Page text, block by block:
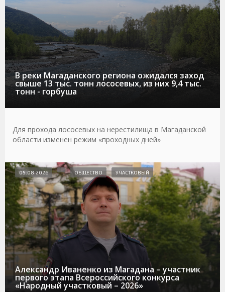
В реки Магаданского региона ожидался заход
свыше 13 тыс. тонн лососевых, из них 9,4 тыс.
тонн - горбуша
Для прохода лососевых на нерестилища в Магаданской
области изменен режим «проходных дней»
Александр Иваненко из Магадана – участник
первого этапа Всероссийского конкурса
«Народный участковый – 2026»
05.08.2026 ОБЩЕСТВО УЧАСТКОВЫЙ